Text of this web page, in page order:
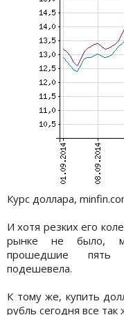
Курс доллара,
И хотя резких его
рынке не было,
прошедшие пять
подешевела.
К тому же, купить
рубль сегодня все